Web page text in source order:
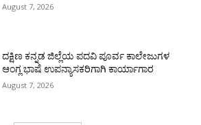
August 7, 2026
ದಕ್ಷಿಣ ಕನ್ನಡ ಜಿಲ್ಲೆಯ ಪದವಿ ಪೂರ್ವ ಕಾಲೇಜುಗಳ
ಆಂಗ್ಲ ಭಾಷೆ ಉಪನ್ಯಾಸಕರಿಗಾಗಿ ಕಾರ್ಯಾಗಾರ
August 7, 2026